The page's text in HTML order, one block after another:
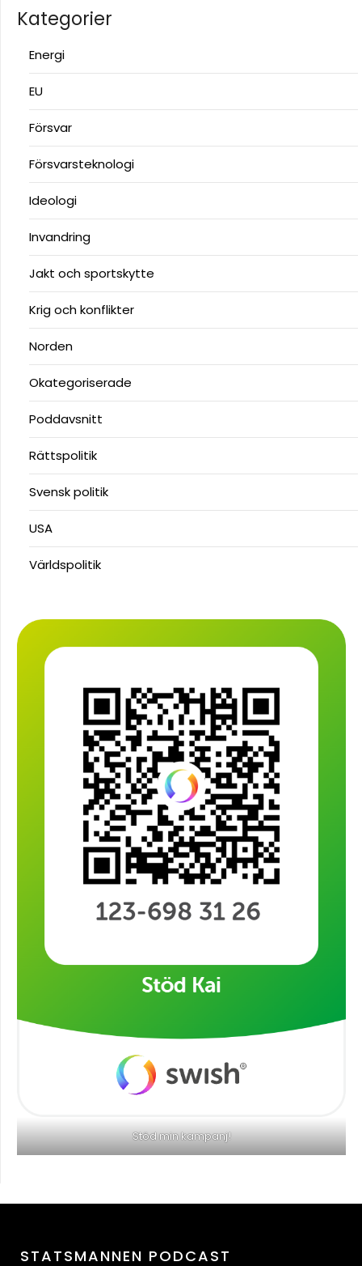
Kategorier
Energi
EU
Försvar
Försvarsteknologi
Ideologi
Invandring
Jakt och sportskytte
Krig och konflikter
Norden
Okategoriserade
Poddavsnitt
Rättspolitik
Svensk politik
USA
Världspolitik
Stöd min kampanj!
STATSMANNEN PODCAST